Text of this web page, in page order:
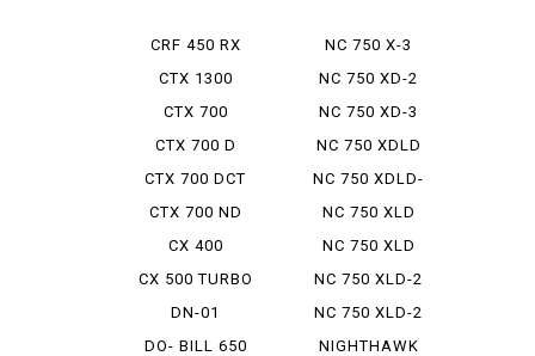
CRF 450 RX
CTX 1300
CTX 700
CTX 700 D
CTX 700 DCT
CTX 700 ND
CX 400
CX 500 TURBO
DN-01
DO- BILL 650
NC 750 X-3
NC 750 XD-2
NC 750 XD-3
NC 750 XDLD
NC 750 XDLD-
2
NC 750 XLD
NC 750 XLD
DCTABS ...
NC 750 XLD-2
NC 750 XLD-2
E PAC...
NIGHTHAWK